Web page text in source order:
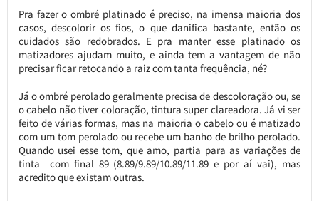
Pra fazer o ombré platinado é preciso, na imensa maioria dos
casos, descolorir os fios, o que danifica bastante, então os
cuidados são redobrados. E pra manter esse platinado os
matizadores ajudam muito, e ainda tem a vantagem de não
precisar ficar retocando a raiz com tanta frequência, né?
Já o ombré perolado geralmente precisa de descoloração ou, se
o cabelo não tiver coloração, tintura super clareadora. Já vi ser
feito de várias formas, mas na maioria o cabelo ou é matizado
com um tom perolado ou recebe um banho de brilho perolado.
Quando usei esse tom, que amo, partia para as variações de
tinta com final 89 (8.89/9.89/10.89/11.89 e por aí vai), mas
acredito que existam outras.